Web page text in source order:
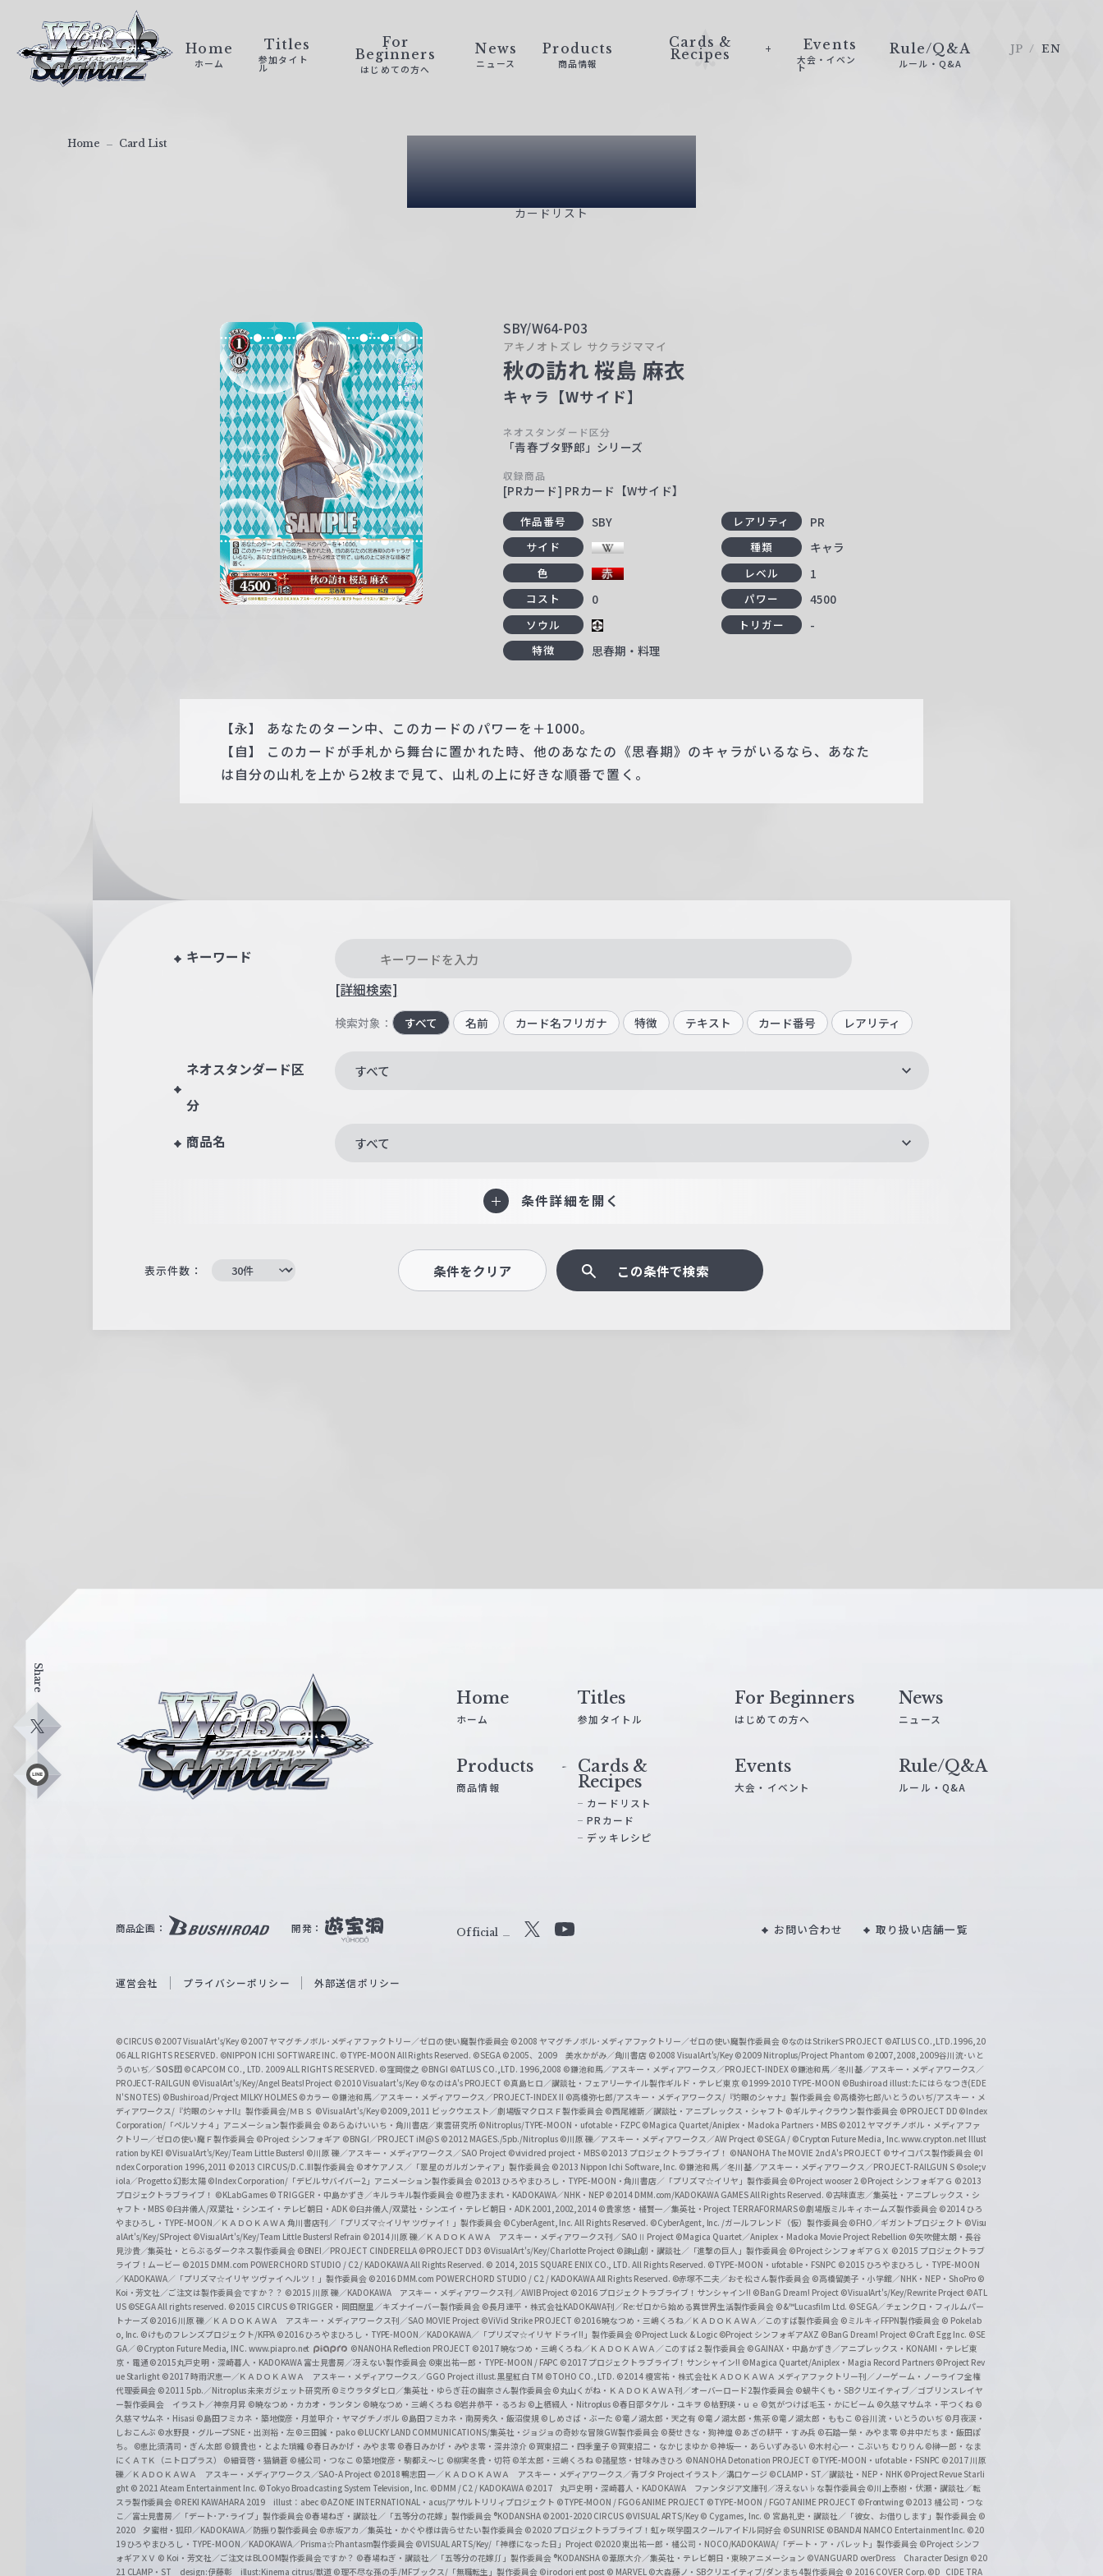
ァ
Home
ホーム
Titles
参加タイト
ル
For
Beginners
はじめての方へ
News
ニュース
Products
商品情報
Cards &
Recipes
Events
大会・イベン
ト
Rule/Q&A
ルール・Q&A
JP EN
Card List
カードリスト
Home Card List
SBY/W64-P03
アキノオトズレ サクラジママイ
秋の訪れ 桜島 麻衣
キャラ【Wサイド】
ネオスタンダード区分
「青春ブタ野郎」シリーズ
収録商品
[PRカード] PRカード【Wサイド】
作品番号 SBY レアリティ PR
サイド 種類 キャラ
色 レベル 1
コスト 0 パワー 4500
ソウル トリガー -
特徴 思春期・料理
【永】 あなたのターン中、このカードのパワーを＋1000。
【自】 このカードが手札から舞台に置かれた時、他のあなたの《思春期》のキャラがいるなら、あなた
は自分の山札を上から2枚まで見て、山札の上に好きな順番で置く。
キーワード
[詳細検索]
検索対象： すべて 名前 カード名フリガナ 特徴 テキスト カード番号 レアリティ
ネオスタンダード区
分
すべて
商品名 すべて
条件詳細を開く
表示件数： 条件をクリア この条件で検索
Share
X
L
ス
W
i
c
h
w
a
r
z
Home
ホーム
Titles
参加タイトル
For Beginners
はじめての方へ
News
ニュース
Products
商品情報
Cards &
Recipes
カードリスト
PRカード
デッキレシピ
Events
大会・イベント
Rule/Q&A
ルール・Q&A
商品企画： 開発： Official
b
e
O
f
f
i
c
i
a
l
C
h
a
n
n
e
l
お問い合わせ 取り扱い店舗一覧
運営会社 プライバシーポリシー 外部送信ポリシー
©CIRCUS ©2007 VisualArt's/Key ©2007 ヤマグチノボル･メディアファクトリー／ゼロの使い魔製作委員会 ©2008 ヤマグチノボル･メディアファクトリー／ゼロの使い魔製作委員会 ©なのはStrikerS PROJECT ©ATLUS CO.,LTD.1996,20
06 ALL RIGHTS RESERVED. ©NIPPON ICHI SOFTWARE INC. ©TYPE-MOON All Rights Reserved. ©SEGA ©2005、2009 美水かがみ／角川書店 ©2008 VisualArt's/Key ©2009 Nitroplus/Project Phantom ©2007,2008,2009谷川流･いと
うのいぢ／SOS団 ©CAPCOM CO., LTD. 2009 ALL RIGHTS RESERVED. ©窪岡俊之 ©BNGI ©ATLUS CO.,LTD. 1996,2008 ©鎌池和馬／アスキー・メディアワークス／PROJECT-INDEX ©鎌池和馬／冬川基／アスキー・メディアワークス／
PROJECT-RAILGUN ©VisualArt's/Key/Angel Beats! Project ©2010 Visualart's/Key ©なのはA's PROJECT ©真島ヒロ／講談社・フェアリーテイル製作ギルド・テレビ東京 ©1999-2010 TYPE-MOON ©Bushiroad illust:たにはらなつき(EDE
N'S NOTES) ©Bushiroad/Project MILKY HOLMES ©カラー ©鎌池和馬／アスキー・メディアワークス／PROJECT-INDEX II ©高橋弥七郎/アスキー・メディアワークス/『灼眼のシャナ』製作委員会 ©高橋弥七郎/いとうのいぢ/アスキー・メ
ディアワークス/『灼眼のシャナII』製作委員会/ＭＢＳ ©VisualArt's/Key©2009,2011 ビックウエスト／劇場版マクロスＦ製作委員会 ©西尾維新／講談社・アニプレックス・シャフト ©ギルティクラウン製作委員会 ©PROJECT DD ©Index
Corporation/「ペルソナ４」アニメーション製作委員会 ©あらゐけいいち・角川書店／東雲研究所 ©Nitroplus/TYPE-MOON・ufotable・FZPC ©Magica Quartet/Aniplex・Madoka Partners・MBS ©2012 ヤマグチノボル・メディアファ
クトリー／ゼロの使い魔Ｆ製作委員会 ©Project シンフォギア ©BNGI／PROJECT iM@S ©2012 MAGES./5pb./Nitroplus ©川原 礫／アスキー・メディアワークス／AW Project ©SEGA / ©Crypton Future Media, Inc. www.crypton.net Illust
ration by KEI ©VisualArt's/Key/Team Little Busters! ©川原 礫／アスキー・メディアワークス／SAO Project ©vividred project・MBS ©2013 プロジェクトラブライブ！ ©NANOHA The MOVIE 2nd A's PROJECT ©サイコパス製作委員会 ©I
ndex Corporation 1996,2011 ©2013 CIRCUS/D.C.III製作委員会 ©オケアノス／「翠星のガルガンティア」製作委員会 ©2013 Nippon Ichi Software, Inc. ©鎌池和馬／冬川基／アスキー・メディアワークス／PROJECT-RAILGUN S ©sole;v
iola／Progetto 幻影太陽 ©Index Corporation/「デビルサバイバー2」アニメーション製作委員会 ©2013 ひろやまひろし・TYPE-MOON・角川書店／「プリズマ☆イリヤ」製作委員会©Project wooser 2 ©Project シンフォギアＧ ©2013
プロジェクトラブライブ！ ©KLabGames © TRIGGER・中島かずき／キルラキル製作委員会 ©橙乃ままれ・KADOKAWA／NHK・NEP ©2014 DMM.com/KADOKAWA GAMES All Rights Reserved. ©古味直志／集英社・アニプレックス・シ
ャフト・MBS ©臼井儀人/双葉社・シンエイ・テレビ朝日・ADK ©臼井儀人/双葉社・シンエイ・テレビ朝日・ADK 2001,2002,2014 ©貴家悠・橘賢一／集英社・Project TERRAFORMARS©劇場版ミルキィホームズ製作委員会 ©2014 ひろ
やまひろし・TYPE-MOON／ＫＡＤＯＫＡＷＡ 角川書店刊／「プリズマ☆イリヤ ツヴァイ！」製作委員会 ©CyberAgent, Inc. All Rights Reserved. ©CyberAgent, Inc. /ガールフレンド（仮）製作委員会©FHO／ギガントプロジェクト ©Visu
alArt's/Key/SProject ©VisualArt's/Key/Team Little Busters! Refrain ©2014 川原 礫／ＫＡＤＯＫＡＷＡ アスキー・メディアワークス刊／SAOⅡ Project ©Magica Quartet／Aniplex・Madoka Movie Project Rebellion ©矢吹健太朗・長谷
見沙貴／集英社・とらぶるダークネス製作委員会 ©BNEI／PROJECT CINDERELLA ©PROJECT DD3 ©VisualArt's/Key/Charlotte Project ©諫山創・講談社／「進撃の巨人」製作委員会 ©Project シンフォギアＧＸ ©2015 プロジェクトラブ
ライブ！ムービー ©2015 DMM.com POWERCHORD STUDIO / C2 / KADOKAWA All Rights Reserved. © 2014, 2015 SQUARE ENIX CO., LTD. All Rights Reserved. ©TYPE-MOON・ufotable・FSNPC ©2015 ひろやまひろし・TYPE-MOON
／KADOKAWA／「プリズマ☆イリヤ ツヴァイ ヘルツ！」製作委員会 ©2016 DMM.com POWERCHORD STUDIO / C2 / KADOKAWA All Rights Reserved. ©赤塚不二夫／おそ松さん製作委員会 ©高橋留美子・小学館／NHK・NEP・ShoPro ©
Koi・芳文社／ご注文は製作委員会ですか？？ ©2015 川原 礫／KADOKAWA アスキー・メディアワークス刊／AWIB Project ©2016 プロジェクトラブライブ！サンシャイン!! ©BanG Dream! Project ©VisualArt's/Key/Rewrite Project ©ATL
US ©SEGA All rights reserved. ©2015 CIRCUS ©TRIGGER・岡田麿里／キズナイーバー製作委員会 ©長月達平・株式会社KADOKAWA刊／Re:ゼロから始める異世界生活製作委員会 ©&™Lucasfilm Ltd. ©SEGA／チェンクロ・フィルムパー
トナーズ©2016 川原 礫／ＫＡＤＯＫＡＷＡ アスキー・メディアワークス刊／SAO MOVIE Project ©ViVid Strike PROJECT ©2016 暁なつめ・三嶋くろね／ＫＡＤＯＫＡＷＡ／このすば製作委員会 ©ミルキィFFPN製作委員会 © Pokelab
o, Inc. ©けものフレンズプロジェクト/KFPA ©2016 ひろやまひろし・TYPE-MOON／KADOKAWA／「プリズマ☆イリヤ ドライ!!」製作委員会 ©Project Luck & Logic ©Project シンフォギアAXZ ©BanG Dream! Project ©Craft Egg Inc. ©SE
GA／ ©Crypton Future Media, INC. www.piapro.net
©NANOHA Reflection PROJECT ©2017 暁なつめ・三嶋くろね／ＫＡＤＯＫＡＷＡ／このすば２製作委員会 ©GAINAX・中島かずき／アニプレックス・KONAMI・テレビ東
京・電通 ©2015丸戸史明・深崎暮人・KADOKAWA 富士見書房／冴えない製作委員会 ©東出祐一郎・TYPE-MOON / FAPC ©2017 プロジェクトラブライブ！サンシャイン!! ©Magica Quartet/Aniplex・Magia Record Partners ©Project Rev
ue Starlight ©2017 時雨沢恵一／ＫＡＤＯＫＡＷＡ アスキー・メディアワークス／GGO Project illust.黒星紅白 TM ©TOHO CO., LTD. ©2014 榎宮祐・株式会社ＫＡＤＯＫＡＷＡ メディアファクトリー刊／ノーゲーム・ノーライフ全権
代理委員会 ©2011 5pb.／Nitroplus 未来ガジェット研究所 ©ミウラタダヒロ／集英社・ゆらぎ荘の幽奈さん製作委員会©丸山くがね・ＫＡＤＯＫＡＷＡ刊／オーバーロード2製作委員会 ©蝸牛くも・SBクリエイティブ／ゴブリンスレイヤ
ー製作委員会 イラスト／神奈月昇 ©暁なつめ・カカオ・ランタン ©暁なつめ・三嶋くろね ©岩井恭平・るろお ©上栖綴人・Nitroplus ©春日部タケル・ユキヲ ©枯野瑛・ｕｅ ©気がつけば毛玉・かにビーム ©久慈マサムネ・平つくね ©
久慈マサムネ・Hisasi ©島田フミカネ・築地俊彦・月並甲介・ヤマグチノボル ©島田フミカネ・南房秀久・飯沼俊規 ©しめさば・ぶーた ©竜ノ湖太郎・天之有 ©竜ノ湖太郎・焦茶 ©竜ノ湖太郎・ももこ ©谷川流・いとうのいぢ ©月夜涙・
しおこんぶ ©水野良・グループSNE・出渕裕・左 ©三田誠・pako ©LUCKY LAND COMMUNICATIONS/集英社・ジョジョの奇妙な冒険GW製作委員会 ©葵せきな・狗神煌 ©あざの耕平・すみ兵 ©石踏一榮・みやま零 ©井中だちま・飯田ぽ
ち。
©恵比須清司・ぎん太郎 ©鏡貴也・とよた瑣織 ©春日みかげ・みやま零 ©春日みかげ・みやま零・深井涼介 ©賀東招二・四季童子 ©賀東招二・なかじまゆか ©神坂一・あらいずみるい ©木村心一・こぶいち むりりん ©榊一郎・なま
にくＡＴＫ（ニトロプラス） ©細音啓・猫鍋蒼 ©橘公司・つなこ ©築地俊彦・駒都え～じ ©柳実冬貴・切符 ©羊太郎・三嶋くろね ©諸星悠・甘味みきひろ ©NANOHA Detonation PROJECT ©TYPE-MOON・ufotable・FSNPC ©2017 川原
礫／ＫＡＤＯＫＡＷＡ アスキー・メディアワークス／SAO-A Project ©2018 鴨志田 一／ＫＡＤＯＫＡＷＡ アスキー・メディアワークス／青ブタ Project イラスト／溝口ケージ ©CLAMP・ST／講談社・NEP・NHK ©Project Revue Starli
ght © 2021 Ateam Entertainment Inc. ©Tokyo Broadcasting System Television, Inc. ©DMM / C2 / KADOKAWA ©2017 丸戸史明・深崎暮人・KADOKAWA ファンタジア文庫刊／冴えない♭な製作委員会©川上泰樹・伏瀬・講談社／転
スラ製作委員会 ©REKI KAWAHARA 2019 illust：abec ©AZONE INTERNATIONAL・acus/アサルトリリィプロジェクト ©TYPE-MOON / FGO6 ANIME PROJECT ©TYPE-MOON / FGO7 ANIME PROJECT ©Frontwing ©2013 橘公司・つな
こ／富士見書房／「デート･ア･ライブ」製作委員会©春場ねぎ・講談社／「五等分の花嫁」製作委員会 ®KODANSHA ©2001-2020 CIRCUS ©VISUAL ARTS/Key © Cygames, Inc. © 宮島礼吏・講談社／「彼女、お借りします」製作委員会 ©
2020 夕蜜柑・狐印／KADOKAWA／防振り製作委員会 ©赤坂アカ／集英社・かぐや様は告らせたい製作委員会 ©2020 プロジェクトラブライブ！虹ヶ咲学園スクールアイドル同好会 ©SUNRISE ©BANDAI NAMCO Entertainment Inc. ©20
19 ひろやまひろし・TYPE-MOON／KADOKAWA／Prisma☆Phantasm製作委員会 ©VISUAL ARTS/Key/「神様になった日」Project ©2020 東出祐一郎・橘公司・NOCO/KADOKAWA/「デート・ア・バレット」製作委員会 ©Project シンフ
ォギアＸＶ © Koi・芳文社／ご注文はBLOOM製作委員会ですか？ ©春場ねぎ・講談社／「五等分の花嫁∬」製作委員会 ®KODANSHA ©葦原大介／集英社・テレビ朝日・東映アニメーション ©VANGUARD overDress Character Design ©20
21 CLAMP・ST design:伊藤彰 illust:Kinema citrus/獣道 ©理不尽な孫の手/MFブックス/「無職転生」製作委員会 ©irodori ent post © MARVEL ©大森藤ノ・SBクリエイティブ/ダンまち4製作委員会 © 2016 COVER Corp. ©D_CIDE TRA